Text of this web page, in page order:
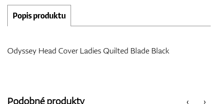
Popis produktu
Odyssey Head Cover Ladies Quilted Blade Black
‹
Podobné produkty ›